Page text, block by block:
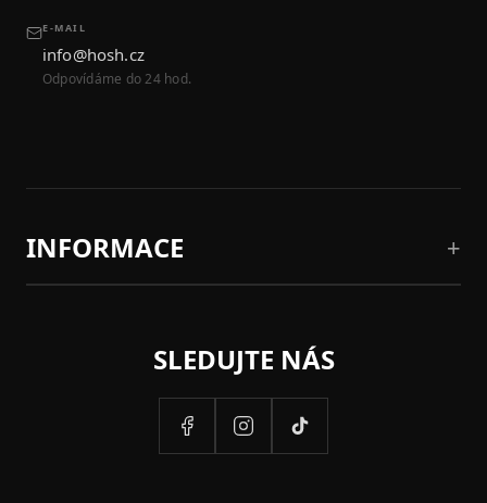
E-MAIL
info@hosh.cz
Odpovídáme do 24 hod.
INFORMACE
SLEDUJTE NÁS